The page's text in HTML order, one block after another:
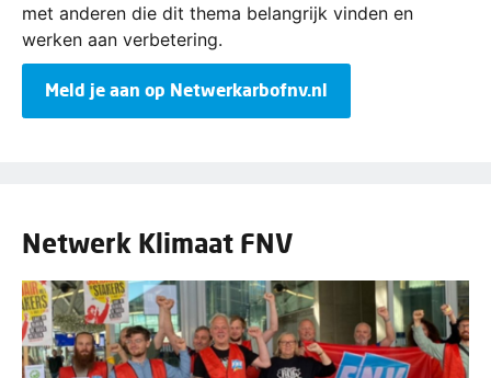
met anderen die dit thema belangrijk vinden en
werken aan verbetering.
Meld je aan op Netwerkarbofnv.nl
Netwerk Klimaat FNV